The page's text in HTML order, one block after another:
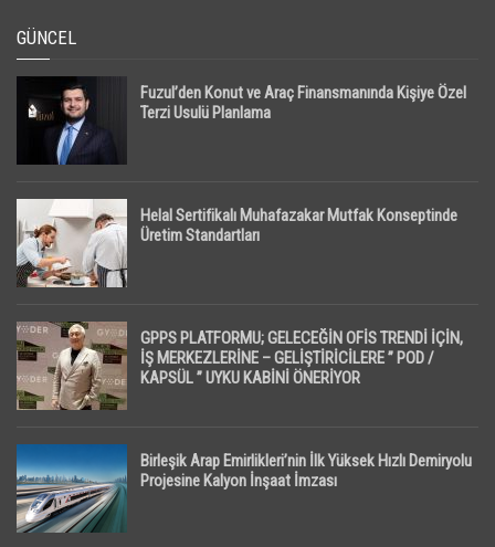
GÜNCEL
Fuzul’den Konut ve Araç Finansmanında Kişiye Özel
Terzi Usulü Planlama
Helal Sertifikalı Muhafazakar Mutfak Konseptinde
Üretim Standartları
GPPS PLATFORMU; GELECEĞİN OFİS TRENDİ İÇİN,
İŞ MERKEZLERİNE – GELİŞTİRİCİLERE ” POD /
KAPSÜL ” UYKU KABİNİ ÖNERİYOR
Birleşik Arap Emirlikleri’nin İlk Yüksek Hızlı Demiryolu
Projesine Kalyon İnşaat İmzası